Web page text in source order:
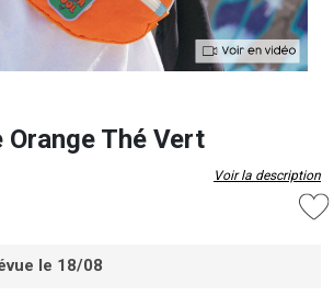
Orange Thé Vert
Voir la description
le 18/08